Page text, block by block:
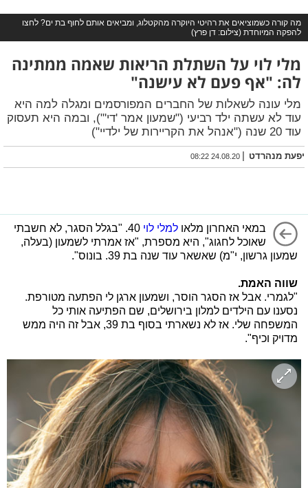
מה קורה כשמוציאים את רהיטי היוקרה מהקטלוג, ומביאים אותם לחוף בת ים? לחצו
להפקה המיוחדת (צילום: דן פרץ)
מלי לוי על השתלת הריאות שאמה ממתינה
לה: "אף פעם לא עישנה"
מלי עונה לשאלות של החברים המפורסמים ומגלה למה היא
עוד לא עשתה ילד רביעי ("שמעון אמר 'די'"), ובמה היא תעסוק
עוד 20 שנה ("אנהל את הקריירות של ילדיי")
יפעת מנהרדט |
24.08.20 08:22
במאי האחרון מלאו למלי לוי
40. "בגלל הסגר, לא חשבתי
שאוכל לחגוג", היא מספרת, "אז אמרתי לשמעון (בעלה,
שמעון גרשון, י"מ) שאשאר עוד שנה בת 39. בונוס".
שווה האמת.
"לגמרי. אבל אז הסגר הוסר, ושמעון ארגן לי הפתעה מטורפת.
נסענו עם הילדים למלון בירושלים, שם הפתיעה אותי כל
המשפחה שלי. אז לא נשארתי בסוף בת 39, אבל זה היה ממש
מדויק וכיף".